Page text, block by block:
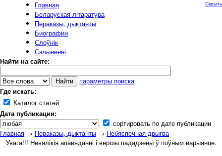
Главная
Беларуская літаратура
Пераказы, дыктанты
Биографии
Слоўнік
Сачыненні
Найти на сайте:
параметры поиска
Где искать:
Каталог статей
Дата публикации:
сортировать по дате публикации
Скрыть
Главная → Пераказы, дыктанты → Небяспечная дрыгва
Увага!!! Невялікія апавяданні і вершы пададзены ў поўным варыянце.